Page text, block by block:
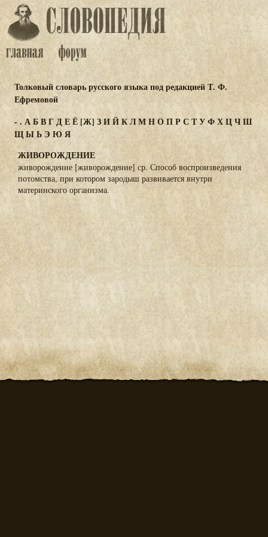
Толковый словарь русского языка под редакцией Т. Ф.
Ефремовой
- . АБВГДЕЁ [Ж] ЗИЙКЛМНОПРС ТУФХЦЧШ
ЩЫЬЭ ЮЯ
ЖИВОРОЖДЕНИЕ
живорождение [живорождение] ср. Способ воспроизведения
потомства, при котором зародыш развивается внутри
материнского организма.